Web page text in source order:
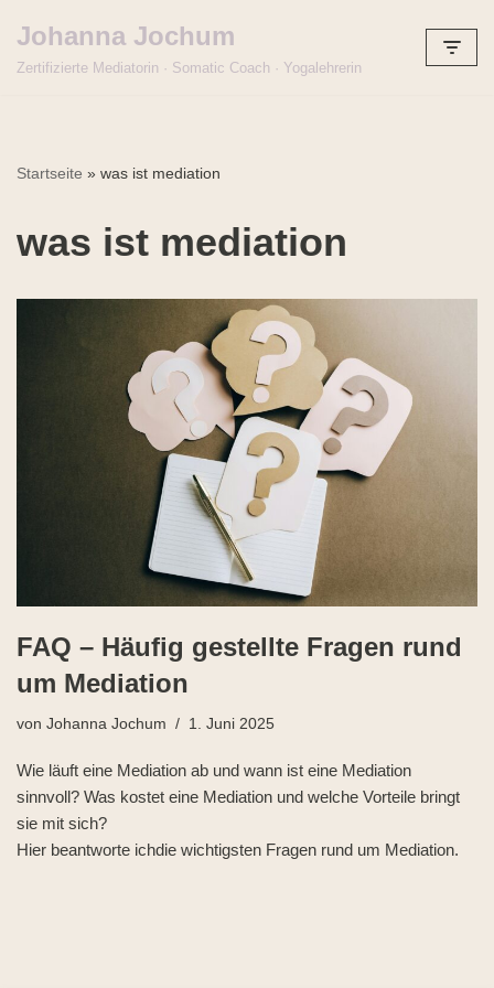
Zum
Johanna Jochum
Zertifizierte Mediatorin · Somatic Coach · Yogalehrerin
Startseite » was ist mediation
was ist mediation
FAQ – Häufig gestellte Fragen rund
um Mediation
von Johanna Jochum 1. Juni 2025
Wie läuft eine Mediation ab und wann ist eine Mediation
sinnvoll? Was kostet eine Mediation und welche Vorteile bringt
sie mit sich?
Hier beantworte ichdie wichtigsten Fragen rund um Mediation.